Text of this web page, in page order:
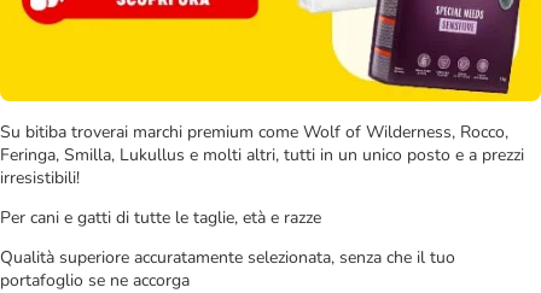
Su bitiba troverai marchi premium come Wolf of Wilderness, Rocco,
Feringa, Smilla, Lukullus e molti altri, tutti in un unico posto e a prezzi
irresistibili!
Per cani e gatti di tutte le taglie, età e razze
Qualità superiore accuratamente selezionata, senza che il tuo
portafoglio se ne accorga